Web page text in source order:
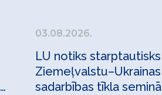
03.08.2026.
LU notiks
Ziemeļvalstu–Ukrainas
sadarbības tīkla